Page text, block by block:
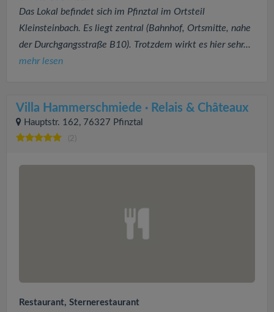
Das Lokal befindet sich im Pfinztal im Ortsteil
Kleinsteinbach. Es liegt zentral (Bahnhof, Ortsmitte, nahe
der Durchgangsstraße B10). Trotzdem wirkt es hier sehr...
mehr lesen
Villa Hammerschmiede · Relais & Châteaux
Hauptstr. 162, 76327 Pfinztal
(2)
Restaurant, Sternerestaurant